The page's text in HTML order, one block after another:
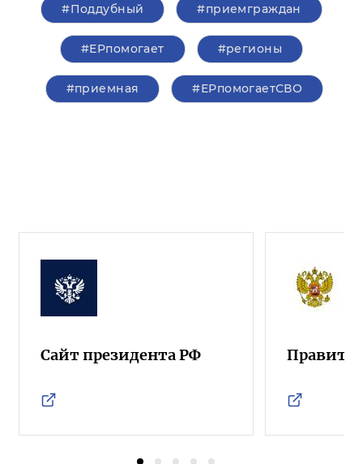
#Поддубный #приемграждан
#ЕРпомогает #регионы
#приемная #ЕРпомогаетСВО
Сайт президента РФ